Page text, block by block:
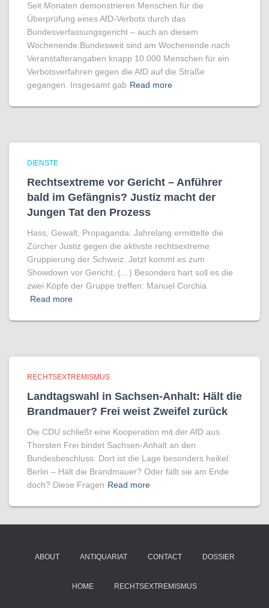
Seit Monaten demonstrieren Menschen für die
Überprüfung eines AfD-Verbots durch das
Bundesverfassungsgericht – auch an diesem
Wochenende.Bundesweit sind am Wochenende nach
Veranstalterangaben knapp 10.000 Menschen für ein
Verbotsverfahren gegen die AfD auf die Straße
gegangen. Insgesamt gab Read more
DIENSTE
Rechtsextreme vor Gericht – Anführer
bald im Gefängnis? Justiz macht der
Jungen Tat den Prozess
Hass, Gewalt, Propaganda: Jahrelang ermittelte die
Zürcher Justiz gegen die aktivste rechtsextreme
Gruppierung der Schweiz. Jetzt kommt es zum
Showdown vor Gericht. (…) Besonders hart soll es die
zwei Köpfe der Gruppe treffen: Manuel Corchia
Read more
RECHTSEXTREMISMUS
Landtagswahl in Sachsen-Anhalt: Hält die
Brandmauer? Frei weist Zweifel zurück
Die CDU schließt eine Kooperation mit der AfD aus.
Thorsten Frei bindet Sachsen-Anhalt an den
Bundesbeschluss. Dort ist die Lage besonders heikel.
Berlin – Hält die Brandmauer? Oder fällt sie am Ende
doch? Diese Fragen Read more
ABOUT ANTIQUARIAT CONTACT DOSSIER
HOME RECHTSEXTREMISMUS